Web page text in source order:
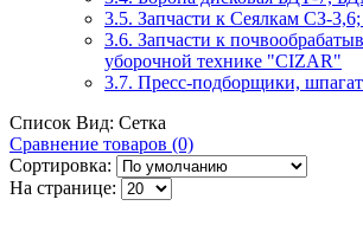
3.5. Запчасти к Сеялкам СЗ-
3.6. Запчасти к
уборочной технике "CIZAR"
3.7. Пресс-подборщики, шпагат
Список Вид: Сетка
Сравнение товаров (0)
Сортировка:
На странице: